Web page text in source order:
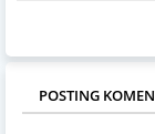
POSTING